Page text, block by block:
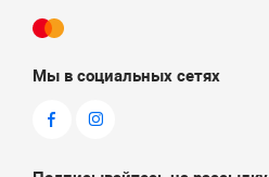
Мы в социальных сетях